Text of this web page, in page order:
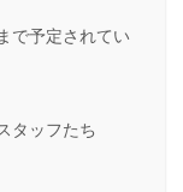
で予定されてい
タッフたち